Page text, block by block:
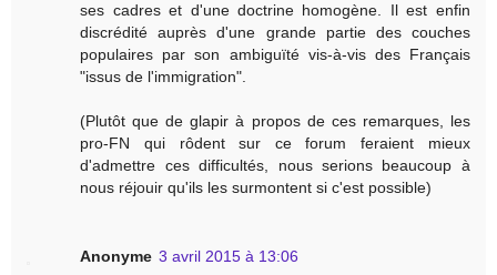
ses cadres et d'une doctrine homogène. Il est enfin
discrédité auprès d'une grande partie des couches
populaires par son ambiguïté vis-à-vis des Français
"issus de l'immigration".
(Plutôt que de glapir à propos de ces remarques, les
pro-FN qui rôdent sur ce forum feraient mieux
d'admettre ces difficultés, nous serions beaucoup à
nous réjouir qu'ils les surmontent si c'est possible)
Anonyme 3 avril 2015 à 13:06